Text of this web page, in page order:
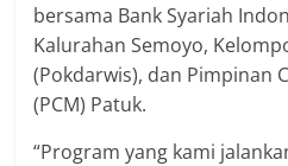
bersama Bank Syariah
Kalurahan Semoyo,
(Pokdarwis), dan Pimpinan
(PCM) Patuk.
“Program yang kami